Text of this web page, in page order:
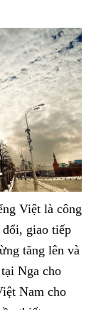
Việt là công
đổi, giao tiếp
tăng lên và
Nga cho
Nam cho